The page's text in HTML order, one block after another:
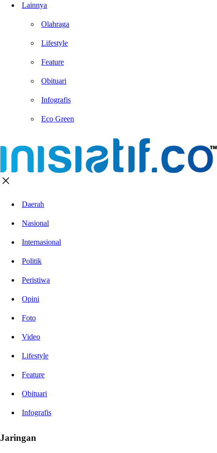
Lainnya
Olahraga
Lifestyle
Feature
Obituari
Infografis
Eco Green
Daerah
Nasional
Internasional
Politik
Peristiwa
Opini
Foto
Video
Lifestyle
Feature
Obituari
Infografis
Jaringan